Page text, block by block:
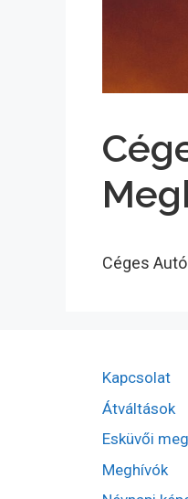
Céges
Kapcsolat
Átváltások
Esküvői
Meghívók